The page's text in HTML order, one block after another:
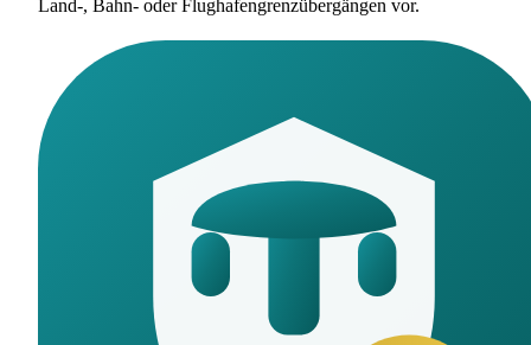
Land-, Bahn- oder Flughafengrenzübergängen vor.